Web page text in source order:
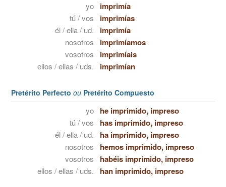
yo imprimía
tú / vos imprimías
él / ella / ud. imprimía
nosotros imprimíamos
vosotros imprimíais
ellos / ellas / uds. imprimían
Pretérito Perfecto ou Pretérito Compuesto
yo he imprimido, impreso
tú / vos has imprimido, impreso
él / ella / ud. ha imprimido, impreso
nosotros hemos imprimido, impreso
vosotros habéis imprimido, impreso
ellos / ellas / uds. han imprimido, impreso